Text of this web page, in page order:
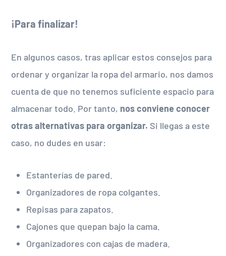
¡Para finalizar!
En algunos casos, tras aplicar estos consejos para
ordenar y organizar la ropa del armario, nos damos
cuenta de que no tenemos suficiente espacio para
almacenar todo. Por tanto, nos conviene conocer
otras alternativas para organizar. Si llegas a este
caso, no dudes en usar:
Estanterías de pared.
Organizadores de ropa colgantes.
Repisas para zapatos.
Cajones que quepan bajo la cama.
Organizadores con cajas de madera.